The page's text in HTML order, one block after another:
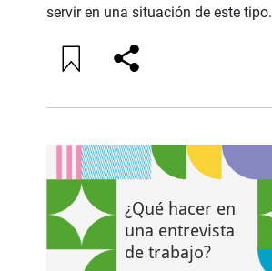
servir en una situación de este tipo.